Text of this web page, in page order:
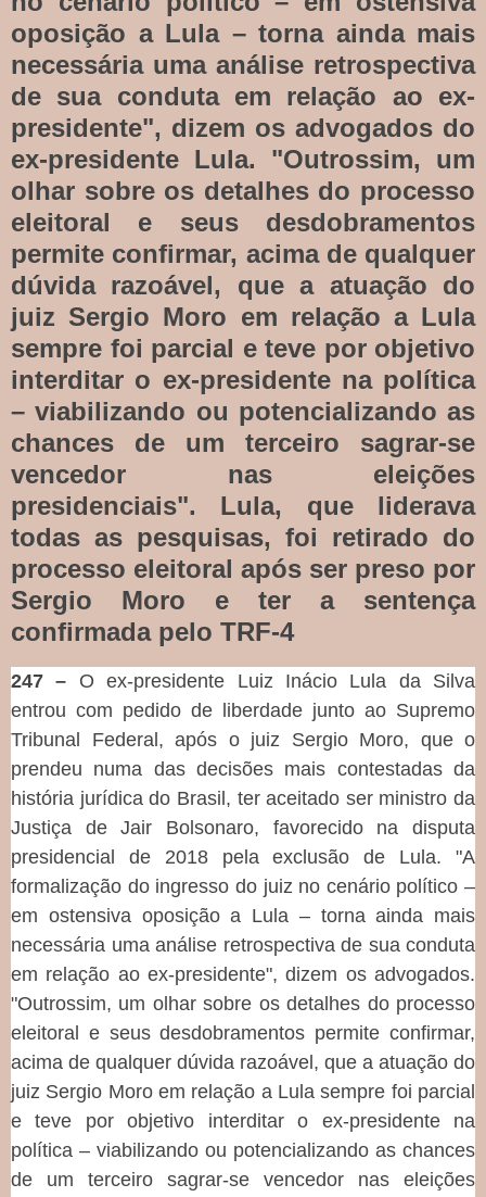
oposição a Lula – torna ainda mais
necessária uma análise retrospectiva
de sua conduta em relação ao ex-
presidente", dizem os advogados do
ex-presidente Lula. "Outrossim, um
olhar sobre os detalhes do processo
eleitoral e seus desdobramentos
permite confirmar, acima de qualquer
dúvida razoável, que a atuação do
juiz Sergio Moro em relação a Lula
sempre foi parcial e teve por objetivo
interditar o ex-presidente na política
– viabilizando ou potencializando as
chances de um terceiro sagrar-se
vencedor nas eleições
presidenciais". Lula, que liderava
todas as pesquisas, foi retirado do
processo eleitoral após ser preso por
Sergio Moro e ter a sentença
confirmada pelo TRF-4
247 – O ex-presidente Luiz Inácio Lula da Silva
entrou com pedido de liberdade junto ao Supremo
Tribunal Federal, após o juiz Sergio Moro, que o
prendeu numa das decisões mais contestadas da
história jurídica do Brasil, ter aceitado ser ministro da
Justiça de Jair Bolsonaro, favorecido na disputa
presidencial de 2018 pela exclusão de Lula. "A
formalização do ingresso do juiz no cenário político –
em ostensiva oposição a Lula – torna ainda mais
necessária uma análise retrospectiva de sua conduta
em relação ao ex-presidente", dizem os advogados.
"Outrossim, um olhar sobre os detalhes do processo
eleitoral e seus desdobramentos permite confirmar,
acima de qualquer dúvida razoável, que a atuação do
juiz Sergio Moro em relação a Lula sempre foi parcial
e teve por objetivo interditar o ex-presidente na
política – viabilizando ou potencializando as chances
de um terceiro sagrar-se vencedor nas eleições